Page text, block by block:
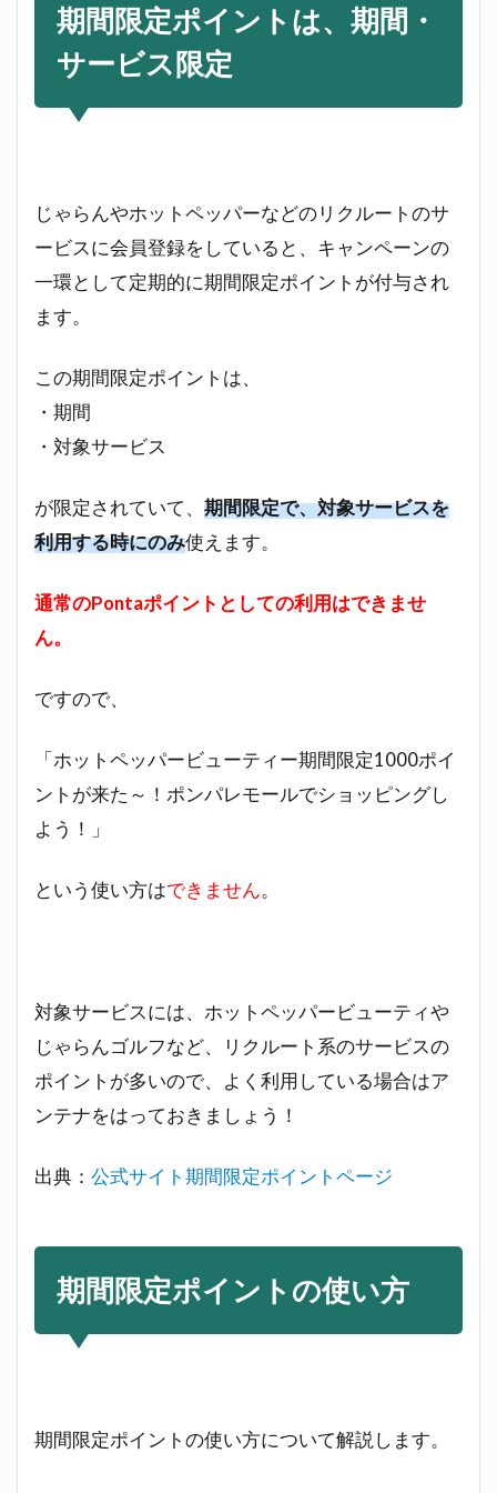
ント
は、
期
間・
サー
ビス
期
間
定
ポ
ト
の
い
2.1
ポイ
認
方
ポイ
ント
われ
先順
ポイ
ント
効に
使う
とau
の登
録・連
きな
容に注
期間限定ポイントは、期間・
サービス限定
じゃらんやホットペッパーなどのリクルートのサ
ービスに会員登録をしていると、キャンペーンの
一環として定期的に期間限定ポイントが付与され
ます。
この期間限定ポイントは、
・期間
・対象サービス
が限定されていて、 期間限定で、対象サービスを
利用する時にのみ使えます。
通常のPontaポイントとしての利用はできませ
ん。
ですので、
「ホットペッパービューティー期間限定1000ポイ
ントが来た～！ポンパレモールでショッピングし
よう！」
という使い方はできません。
対象サービスには、ホットペッパービューティや
じゃらんゴルフなど、リクルート系のサービスの
ポイントが多いので、よく利用している場合はア
ンテナをはっておきましょう！
出典： 公式サイト期間限定ポイントページ
期間限定ポイントの使い方
期間限定ポイントの使い方について解説します。